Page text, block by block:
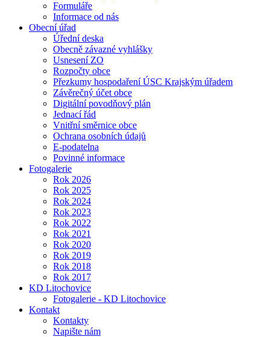
Formuláře
Informace od nás
Obecní úřad
Úřední deska
Obecně závazné vyhlášky
Usnesení ZO
Rozpočty obce
Přezkumy hospodaření ÚSC Krajským úřadem
Závěrečný účet obce
Digitální povodňový plán
Jednací řád
Vnitřní směrnice obce
Ochrana osobních údajů
E-podatelna
Povinné informace
Fotogalerie
Rok 2026
Rok 2025
Rok 2024
Rok 2023
Rok 2022
Rok 2021
Rok 2020
Rok 2019
Rok 2018
Rok 2017
KD Litochovice
Fotogalerie - KD Litochovice
Kontakt
Kontakty
Napište nám